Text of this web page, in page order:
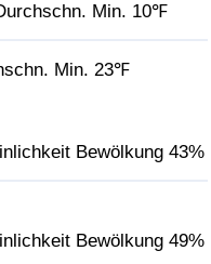
Min. 10℉
Min. 23℉
Bewölkung 43%
Bewölkung 49%
Land